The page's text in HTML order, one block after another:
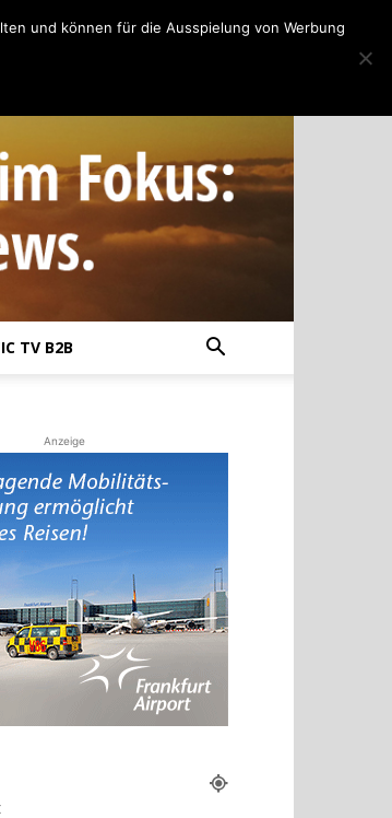
TV B2B
Anzeige
und können für die Ausspielung von Werbung